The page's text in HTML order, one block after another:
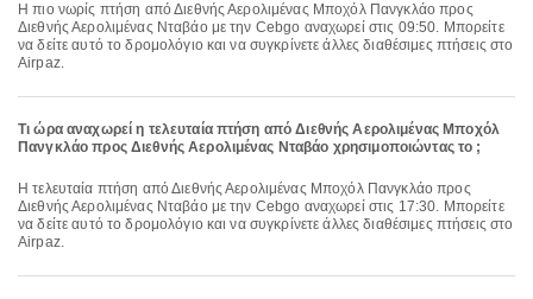
Η πιο νωρίς πτήση από Διεθνής Αερολιμένας Μποχόλ Πανγκλάο προς
Διεθνής Αερολιμένας Νταβάο με την Cebgo αναχωρεί στις 09:50. Μπορείτε
να δείτε αυτό το δρομολόγιο και να συγκρίνετε άλλες διαθέσιμες πτήσεις στο
Airpaz.
Τι ώρα αναχωρεί η τελευταία πτήση από Διεθνής Αερολιμένας Μποχόλ
Πανγκλάο προς Διεθνής Αερολιμένας Νταβάο χρησιμοποιώντας το ;
Η τελευταία πτήση από Διεθνής Αερολιμένας Μποχόλ Πανγκλάο προς
Διεθνής Αερολιμένας Νταβάο με την Cebgo αναχωρεί στις 17:30. Μπορείτε
να δείτε αυτό το δρομολόγιο και να συγκρίνετε άλλες διαθέσιμες πτήσεις στο
Airpaz.